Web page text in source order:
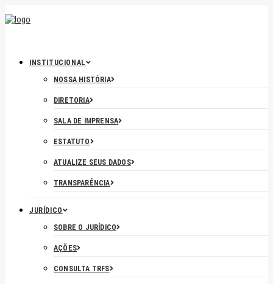
INSTITUCIONAL
NOSSA HISTÓRIA
DIRETORIA
SALA DE IMPRENSA
ESTATUTO
ATUALIZE SEUS DADOS
TRANSPARÊNCIA
JURÍDICO
SOBRE O JURÍDICO
AÇÕES
CONSULTA TRFS